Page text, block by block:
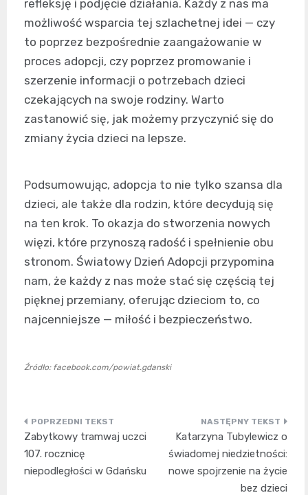
refleksję i podjęcie działania. Każdy z nas ma
możliwość wsparcia tej szlachetnej idei — czy
to poprzez bezpośrednie zaangażowanie w
proces adopcji, czy poprzez promowanie i
szerzenie informacji o potrzebach dzieci
czekających na swoje rodziny. Warto
zastanowić się, jak możemy przyczynić się do
zmiany życia dzieci na lepsze.
Podsumowując, adopcja to nie tylko szansa dla
dzieci, ale także dla rodzin, które decydują się
na ten krok. To okazja do stworzenia nowych
więzi, które przynoszą radość i spełnienie obu
stronom. Światowy Dzień Adopcji przypomina
nam, że każdy z nas może stać się częścią tej
pięknej przemiany, oferując dzieciom to, co
najcenniejsze — miłość i bezpieczeństwo.
Źródło: facebook.com/powiat.gdanski
Nawigacja
wpisu
Zabytkowy tramwaj uczci
107. rocznicę
niepodległości w Gdańsku
Katarzyna Tubylewicz o
świadomej niedzietności:
nowe spojrzenie na życie
bez dzieci